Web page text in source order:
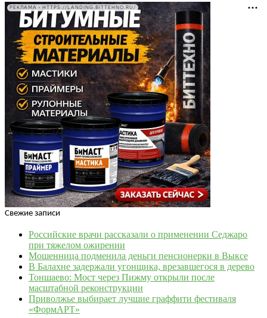
РЕКЛАМА • HTTPS://LANDING.BITTEHNO.RU/
Свежие записи
Российские врачи рассказали о применении Седжаро
при тяжелом ожирении
Мошенница подменила деньги пенсионерки в Выксе
В Балахне задержали угонщика, врезавшегося в дерево
Тоншаево: Мост через Пижму открыли после
масштабной реконструкции
Приволжье выбирает лучшие граффити фестиваля
«ФормАРТ»